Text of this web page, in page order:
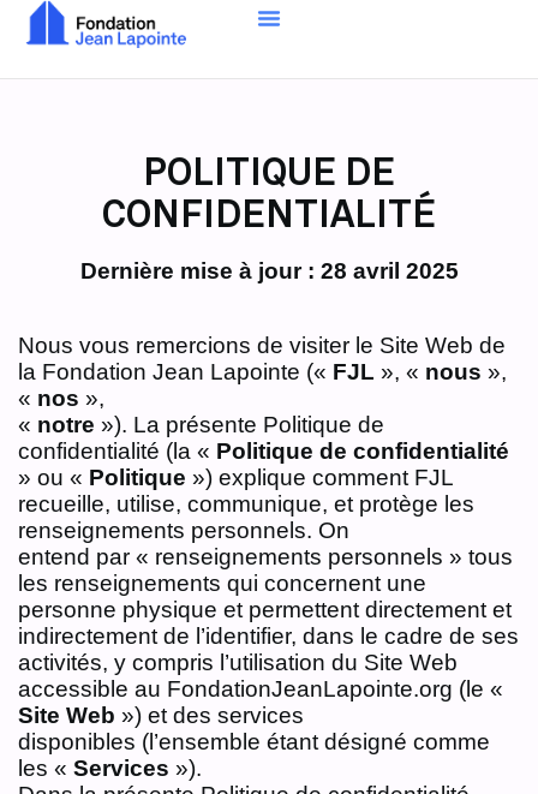
POLITIQUE DE
CONFIDENTIALITÉ
Dernière mise à jour : 28 avril 2025
Nous vous remercions de visiter le Site Web de
la Fondation Jean Lapointe (« FJL », « nous »,
« nos »,
« notre »). La présente Politique de
confidentialité (la « Politique de confidentialité
» ou « Politique ») explique comment FJL
recueille, utilise, communique, et protège les
renseignements personnels. On
entend par « renseignements personnels » tous
les renseignements qui concernent une
personne physique et permettent directement et
indirectement de l’identifier, dans le cadre de ses
activités, y compris l’utilisation du Site Web
accessible au FondationJeanLapointe.org (le «
Site Web ») et des services
disponibles (l’ensemble étant désigné comme
les « Services »).